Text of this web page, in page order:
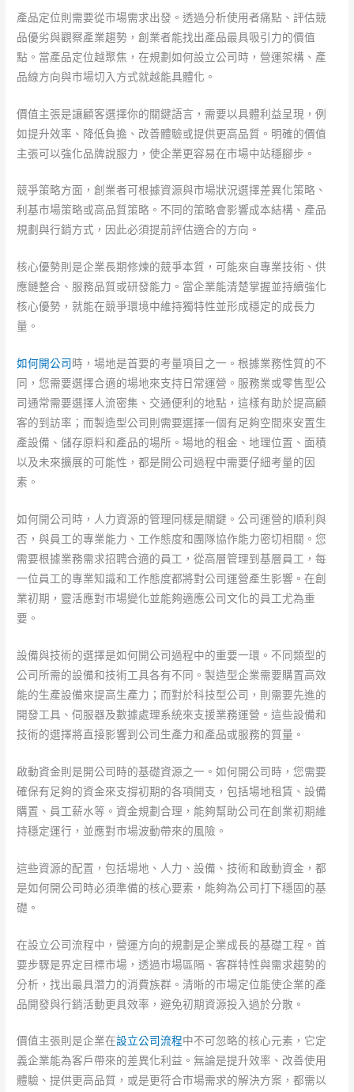
產品定位則需要從市場需求出發。透過分析使用者痛點、評估競
品優劣與觀察產業趨勢，創業者能找出產品最具吸引力的價值
點。當產品定位越聚焦，在規劃如何設立公司時，營運架構、產
品線方向與市場切入方式就越能具體化。
價值主張是讓顧客選擇你的關鍵語言，需要以具體利益呈現，例
如提升效率、降低負擔、改善體驗或提供更高品質。明確的價值
主張可以強化品牌說服力，使企業更容易在市場中站穩腳步。
競爭策略方面，創業者可根據資源與市場狀況選擇差異化策略、
利基市場策略或高品質策略。不同的策略會影響成本結構、產品
規劃與行銷方式，因此必須提前評估適合的方向。
核心優勢則是企業長期修煉的競爭本質，可能來自專業技術、供
應鏈整合、服務品質或研發能力。當企業能清楚掌握並持續強化
核心優勢，就能在競爭環境中維持獨特性並形成穩定的成長力
量。
如何開公司 時，場地是首要的考量項目之一。根據業務性質的不
同，您需要選擇合適的場地來支持日常運營。服務業或零售型公
司通常需要選擇人流密集、交通便利的地點，這樣有助於提高顧
客的到訪率；而製造型公司則需要選擇一個有足夠空間來安置生
產設備、儲存原料和產品的場所。場地的租金、地理位置、面積
以及未來擴展的可能性，都是開公司過程中需要仔細考量的因
素。
如何開公司時，人力資源的管理同樣是關鍵。公司運營的順利與
否，與員工的專業能力、工作態度和團隊協作能力密切相關。您
需要根據業務需求招聘合適的員工，從高層管理到基層員工，每
一位員工的專業知識和工作態度都將對公司運營產生影響。在創
業初期，靈活應對市場變化並能夠適應公司文化的員工尤為重
要。
設備與技術的選擇是如何開公司過程中的重要一環。不同類型的
公司所需的設備和技術工具各有不同。製造型企業需要購置高效
能的生產設備來提高生產力；而對於科技型公司，則需要先進的
開發工具、伺服器及數據處理系統來支援業務運營。這些設備和
技術的選擇將直接影響到公司生產力和產品或服務的質量。
啟動資金則是開公司時的基礎資源之一。如何開公司時，您需要
確保有足夠的資金來支撐初期的各項開支，包括場地租賃、設備
購置、員工薪水等。資金規劃合理，能夠幫助公司在創業初期維
持穩定運行，並應對市場波動帶來的風險。
這些資源的配置，包括場地、人力、設備、技術和啟動資金，都
是如何開公司時必須準備的核心要素，能夠為公司打下穩固的基
礎。
在設立公司流程中，營運方向的規劃是企業成長的基礎工程。首
要步驟是界定目標市場，透過市場區隔、客群特性與需求趨勢的
分析，找出最具潛力的消費族群。清晰的市場定位能使企業的產
品開發與行銷活動更具效率，避免初期資源投入過於分散。
價值主張則是企業在設立公司流程中不可忽略的核心元素，它定
義企業能為客戶帶來的差異化利益。無論是提升效率、改善使用
體驗、提供更高品質，或是更符合市場需求的解決方案，都需以